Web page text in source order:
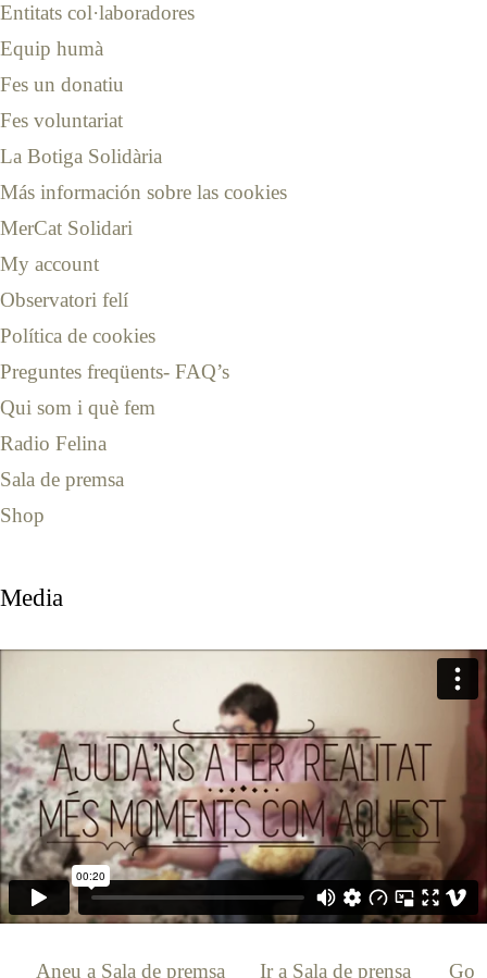
Entitats col·laboradores
Equip humà
Fes un donatiu
Fes voluntariat
La Botiga Solidària
Más información sobre las cookies
MerCat Solidari
My account
Observatori felí
Política de cookies
Preguntes freqüents- FAQ’s
Qui som i què fem
Radio Felina
Sala de premsa
Shop
Media
Aneu a Sala de premsa Ir a Sala de prensa Go